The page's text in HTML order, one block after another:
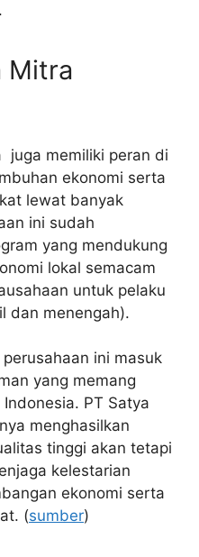
Mitra
juga memiliki peran di
ekonomi serta
lewat banyak
ini sudah
yang mendukung
lokal semacam
untuk pelaku
dan menengah).
ini masuk
yang memang
PT Satya
menghasilkan
tinggi akan tetapi
kelestarian
ekonomi serta
(sumber)